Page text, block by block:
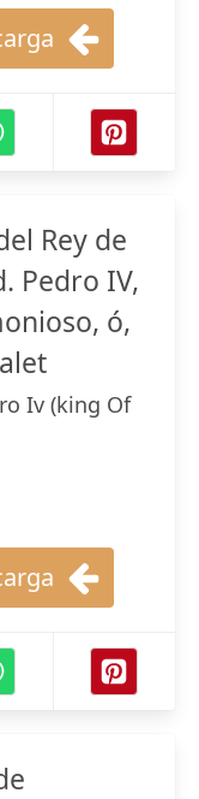
Rey de
Pedro IV,
ó,
Iv (king Of